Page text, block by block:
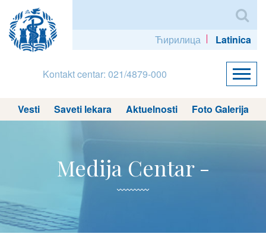
Ћирилица Latinica
Kontakt centar: 021/4879-000
Vesti Saveti lekara Aktuelnosti Foto Galerija
Medija Centar -